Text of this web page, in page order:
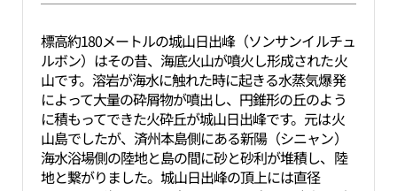
標高約180メートルの城山日出峰（ソンサンイルチュ
ルボン）はその昔、海底火山が噴火し形成された火
山です。溶岩が海水に触れた時に起きる水蒸気爆発
によって大量の砕屑物が噴出し、円錐形の丘のよう
に積もってできた火砕丘が城山日出峰です。元は火
山島でしたが、済州本島側にある新陽（シニャン）
海水浴場側の陸地と島の間に砂と砂利が堆積し、陸
地と繋がりました。城山日出峰の頂上には直径